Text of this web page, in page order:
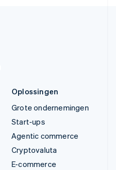
Oplossingen
Grote ondernemingen
Start-ups
Agentic commerce
Cryptovaluta
E-commerce